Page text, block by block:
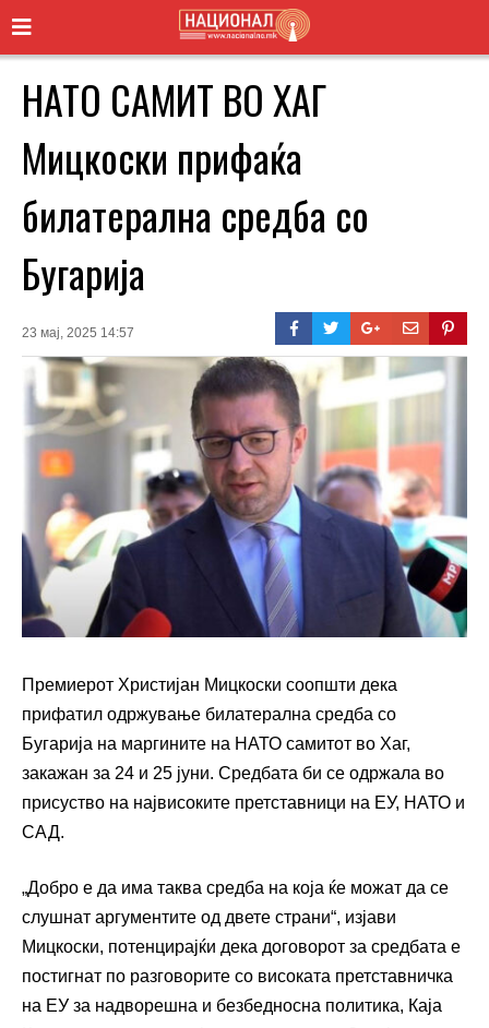
НАТО САМИТ ВО ХАГ
Мицкоски прифаќа
билатерална средба со
Бугарија
23 мај, 2025 14:57
Премиерот Христијан Мицкоски соопшти дека
прифатил одржување билатерална средба со
Бугарија на маргините на НАТО самитот во Хаг,
закажан за 24 и 25 јуни. Средбата би се одржала во
присуство на највисоките претставници на ЕУ, НАТО и
САД.
„Добро е да има таква средба на која ќе можат да се
слушнат аргументите од двете страни“, изјави
Мицкоски, потенцирајќи дека договорот за средбата е
постигнат по разговорите со високата претставничка
на ЕУ за надворешна и безбедносна политика, Каја